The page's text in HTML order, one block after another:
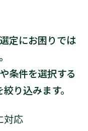
定にお困りでは
条件を選択する
り込みます。
対応